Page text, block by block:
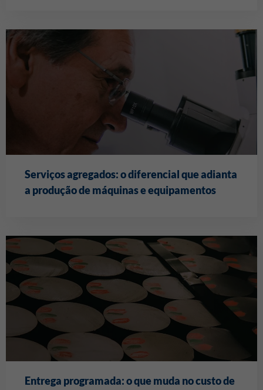
Serviços agregados: o diferencial que adianta
a produção de máquinas e equipamentos
Entrega programada: o que muda no custo de